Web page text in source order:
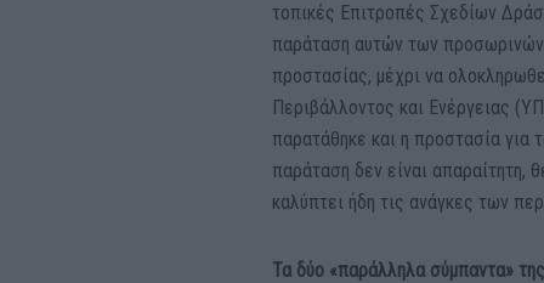
τοπικές Επιτροπές Σχεδίων
παράταση αυτών των
προστασίας, μέχρι να
Περιβάλλοντος και Ενέργειας
παρατάθηκε και η προστασία για
παράταση δεν είναι απαραίτητη,
καλύπτει ήδη τις ανάγκες των
Τα δύο «παράλληλα σύμπαντα»